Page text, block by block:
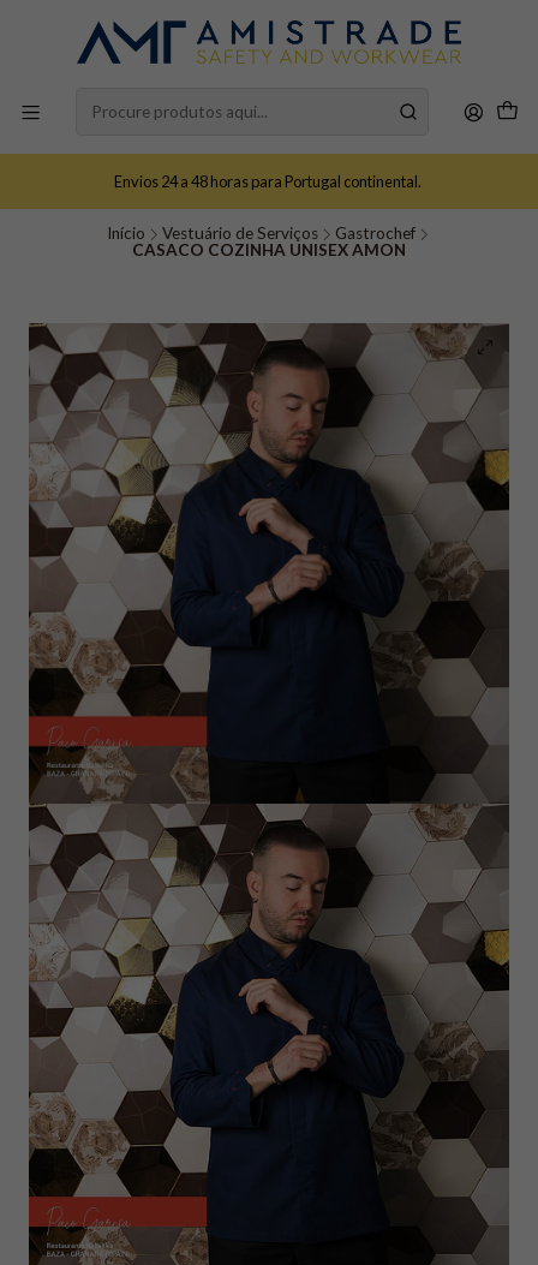
Envios 24 a 48 horas para Portugal continental.
Início Vestuário de Serviços
Gastrochef
CASACO COZINHA UNISEX AMON